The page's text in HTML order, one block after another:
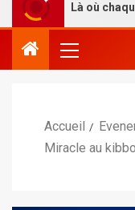
HM – Là où chaque
Accueil
Miracle au